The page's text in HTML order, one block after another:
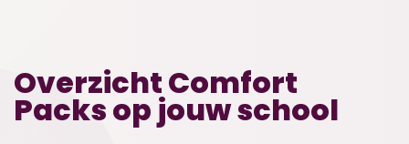
Overzicht Comfort
Packs op jouw school